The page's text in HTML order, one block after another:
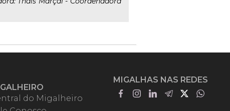
do Migalheiro
MIGALHAS NAS REDES